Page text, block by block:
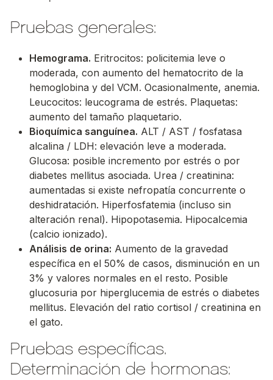
Pruebas generales:
Hemograma. Eritrocitos: policitemia leve o
moderada, con aumento del hematocrito de la
hemoglobina y del VCM. Ocasionalmente, anemia.
Leucocitos: leucograma de estrés. Plaquetas:
aumento del tamaño plaquetario.
Bioquímica sanguínea. ALT / AST / fosfatasa
alcalina / LDH: elevación leve a moderada.
Glucosa: posible incremento por estrés o por
diabetes mellitus asociada. Urea / creatinina:
aumentadas si existe nefropatía concurrente o
deshidratación. Hiperfosfatemia (incluso sin
alteración renal). Hipopotasemia. Hipocalcemia
(calcio ionizado).
Análisis de orina: Aumento de la gravedad
específica en el 50% de casos, disminución en un
3% y valores normales en el resto. Posible
glucosuria por hiperglucemia de estrés o diabetes
mellitus. Elevación del ratio cortisol / creatinina en
el gato.
Pruebas específicas.
Determinación de hormonas: